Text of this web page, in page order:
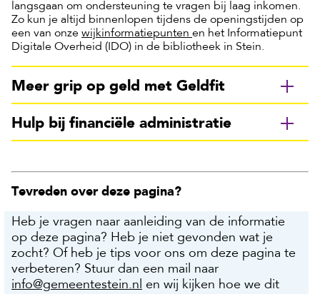
langsgaan om ondersteuning te vragen bij laag inkomen.
Zo kun je altijd binnenlopen tijdens de openingstijden op
een van onze wijkinformatiepunten en het Informatiepunt
Digitale Overheid (IDO) in de bibliotheek in Stein.
Meer grip op geld met Geldfit
Hulp bij financiële administratie
Tevreden over deze pagina?
Heb je vragen naar aanleiding van de informatie
op deze pagina? Heb je niet gevonden wat je
zocht? Of heb je tips voor ons om deze pagina te
verbeteren? Stuur dan een mail naar
info@gemeentestein.nl en wij kijken hoe we dit